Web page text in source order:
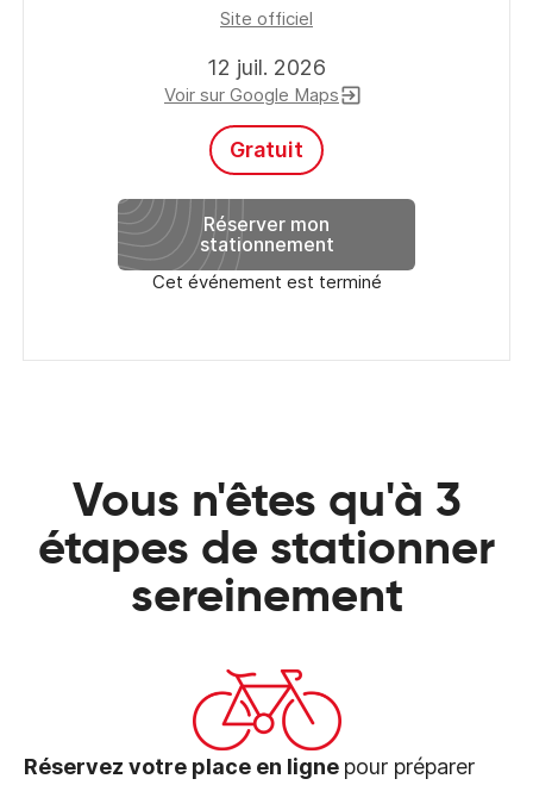
Site officiel
12 juil. 2026
Voir sur Google Mapsexit_to_app
Gratuit
Réserver mon
stationnement
Cet événement est terminé
Vous n'êtes qu'à 3
étapes de stationner
sereinement
Réservez votre place en ligne pour préparer